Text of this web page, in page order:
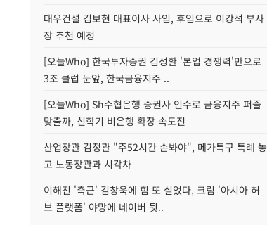
대우건설 김보현 대표이사 사임, 후임으로 이강석 부사
장 추천 예정
[오늘Who] 한국투자증권 김성환 '본업 경쟁력'만으로
3조 클럽 눈앞, 한국금융지주 ..
[오늘Who] Sh수협은행 증권사 인수로 금융지주 퍼즐
맞출까, 신학기 비은행 확장 속도전
산업장관 김정관 "주52시간 손봐야", 메가특구 특례 놓
고 노동장관과 시각차
이해진 '측근' 김창욱에 힘 또 실었다, 크림 '아시아 허
브 플랫폼' 야망에 네이버 뒷..